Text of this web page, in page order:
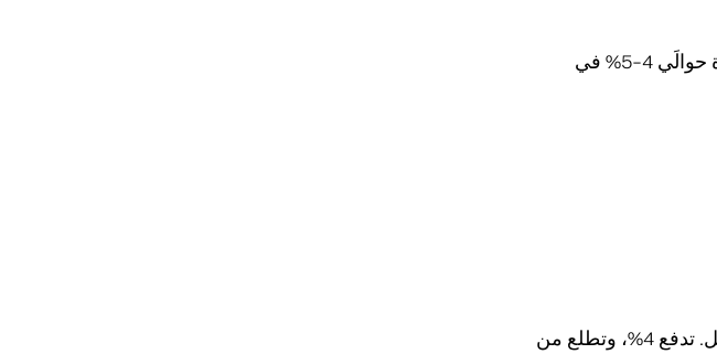
لو عندك رهن عقاري، هذي لحظته. البنوك تموّل غالباً75–80% لأول شراء. وأسعار الفائدة حوالَي 4–5% في
أومكتب أمين تسجيل. تدفع 4%، وتطلع من